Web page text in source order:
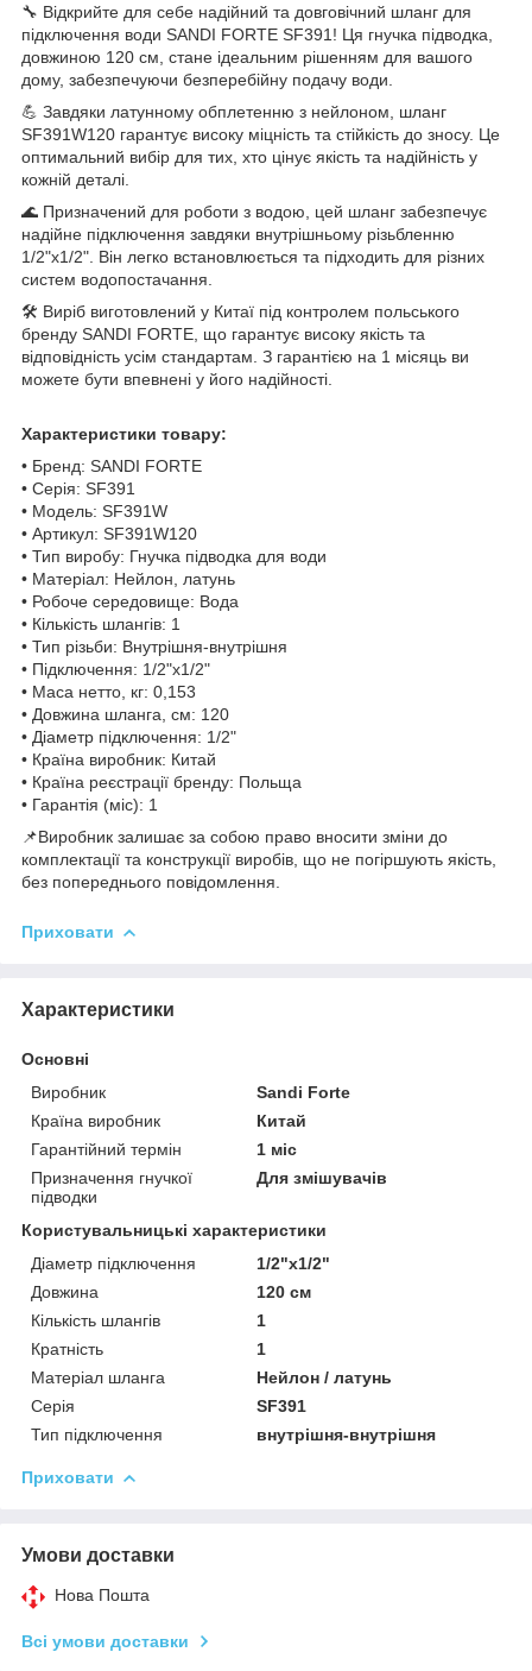
🔧 Відкрийте для себе надійний та довговічний шланг для
підключення води SANDI FORTE SF391! Ця гнучка підводка,
довжиною 120 см, стане ідеальним рішенням для вашого
дому, забезпечуючи безперебійну подачу води.
💪 Завдяки латунному обплетенню з нейлоном, шланг
SF391W120 гарантує високу міцність та стійкість до зносу. Це
оптимальний вибір для тих, хто цінує якість та надійність у
кожній деталі.
🌊 Призначений для роботи з водою, цей шланг забезпечує
надійне підключення завдяки внутрішньому різьбленню
1/2"x1/2". Він легко встановлюється та підходить для різних
систем водопостачання.
🛠️ Виріб виготовлений у Китаї під контролем польського
бренду SANDI FORTE, що гарантує високу якість та
відповідність усім стандартам. З гарантією на 1 місяць ви
можете бути впевнені у його надійності.
Характеристики товару:
• Бренд: SANDI FORTE
• Серія: SF391
• Модель: SF391W
• Артикул: SF391W120
• Тип виробу: Гнучка підводка для води
• Матеріал: Нейлон, латунь
• Робоче середовище: Вода
• Кількість шлангів: 1
• Тип різьби: Внутрішня-внутрішня
• Підключення: 1/2"x1/2"
• Маса нетто, кг: 0,153
• Довжина шланга, см: 120
• Діаметр підключення: 1/2"
• Країна виробник: Китай
• Країна реєстрації бренду: Польща
• Гарантія (міс): 1
📌Виробник залишає за собою право вносити зміни до
комплектації та конструкції виробів, що не погіршують якість,
без попереднього повідомлення.
Приховати
Характеристики
Основні
Виробник
Sandi Forte
Країна виробник
Китай
Гарантійний термін
1 міс
Призначення гнучкої
підводки
Для змішувачів
Користувальницькі характеристики
Діаметр підключення
1/2"x1/2"
Довжина
120 см
Кількість шлангів
1
Кратність
1
Матеріал шланга
Нейлон / латунь
Серія
SF391
Тип підключення
внутрішня-внутрішня
Приховати
Умови доставки
Нова Пошта
Всі умови доставки